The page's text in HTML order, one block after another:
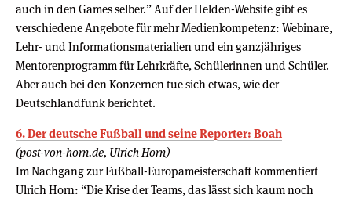
auch in den Games selber.” Auf der Helden-Website gibt es
verschiedene Angebote für mehr Medienkompetenz: Webinare,
Lehr- und Informationsmaterialien und ein ganzjähriges
Mentorenprogramm für Lehrkräfte, Schülerinnen und Schüler.
Aber auch bei den Konzernen tue sich etwas, wie der
Deutschlandfunk berichtet.
6. Der deutsche Fußball und seine Reporter: Boah
(post-von-horn.de, Ulrich Horn)
Im Nachgang zur Fußball-Europameisterschaft kommentiert
Ulrich Horn: “Die Krise der Teams, das lässt sich kaum noch